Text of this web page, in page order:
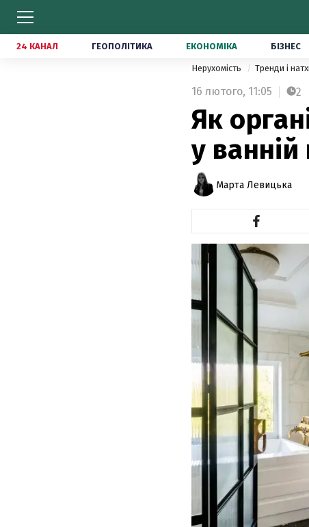
24 КАНАЛ ГЕОПОЛІТИКА ЕКОНОМІКА БІЗНЕС
Нерухомість Тренди і
16 лютого, 11:05 2
Як
у ванній
Марта Левицька